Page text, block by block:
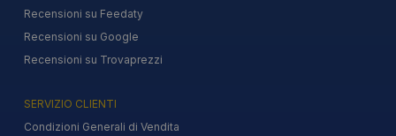
Recensioni su Feedaty
Recensioni su Google
Recensioni su Trovaprezzi
SERVIZIO CLIENTI
Condizioni Generali di Vendita